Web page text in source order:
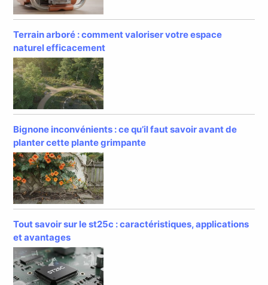
Terrain arboré : comment valoriser votre espace
naturel efficacement
Bignone inconvénients : ce qu’il faut savoir avant de
planter cette plante grimpante
Tout savoir sur le st25c : caractéristiques, applications
et avantages